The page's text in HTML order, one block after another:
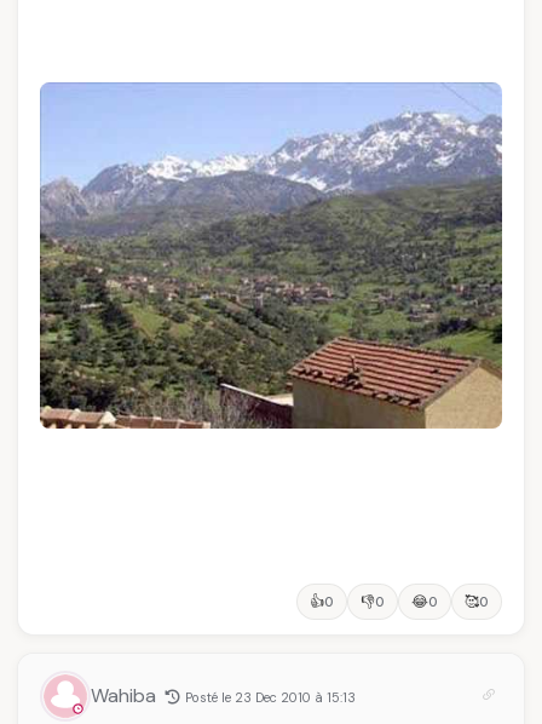
👍0 👎0 😂0 🥰0
Wahiba Posté le 23 Dec 2010 à 15:13